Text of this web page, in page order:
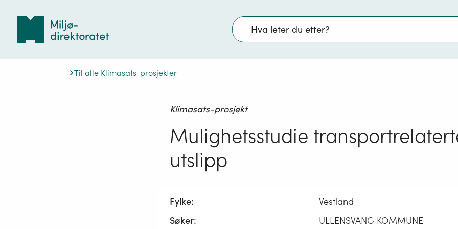
Søk
Til alle Klimasats-prosjekter
Klimasats-prosjekt
Mulighetsstudie
utslipp
Fylke:
Vestland
Søker:
ULLENSVANG KOMMUNE